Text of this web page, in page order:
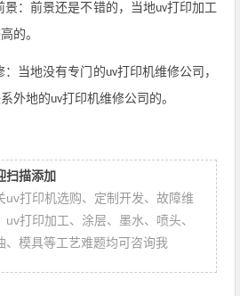
景：前景还是不错的，当地uv打印加工
的。
：当地没有专门的uv打印机维修公司，
外地的uv打印机维修公司的。
扫描添加
uv打印机选购、定制开发、故障维
uv打印加工、涂层、墨水、喷头、
、模具等工艺难题均可咨询我